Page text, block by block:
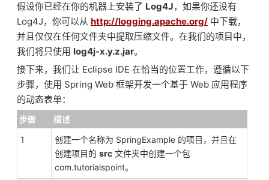
假设你已经在你的机器上安装了 Log4J，如果你还没有
Log4J，你可以从 http://logging.apache.org/ 中下载，
并且仅仅在任何文件夹中提取压缩文件。在我们的项目中，
我们将只使用 log4j-x.y.z.jar。
接下来，我们让 Eclipse IDE 在恰当的位置工作，遵循以下
步骤，使用 Spring Web 框架开发一个基于 Web 应用程序
的动态表单：
步骤
描述
1
创建一个名称为 SpringExample 的项目，并且在
创建项目的 src 文件夹中创建一个包
com.tutorialspoint。